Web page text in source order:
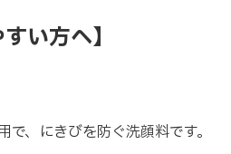
い方へ】
で、にきびを防ぐ洗顔料です。